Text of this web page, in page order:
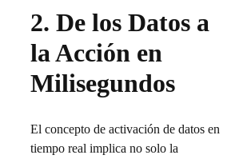
2. De los Datos a
la Acción en
Milisegundos
El concepto de activación de datos en
tiempo real implica no solo la